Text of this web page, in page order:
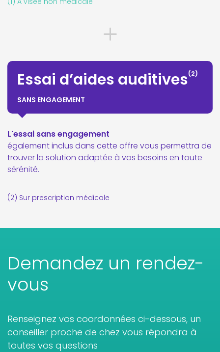
Essai d’aides auditives(2)
SANS ENGAGEMENT
L'essai sans engagement
également inclus dans cette offre vous permettra de
trouver la solution adaptée à vos besoins en toute
sérénité.
(2) Sur prescription médicale
Demandez un rendez-
vous
Renseignez vos coordonnées ci-dessous, un
conseiller proche de chez vous répondra à
toutes vos questions